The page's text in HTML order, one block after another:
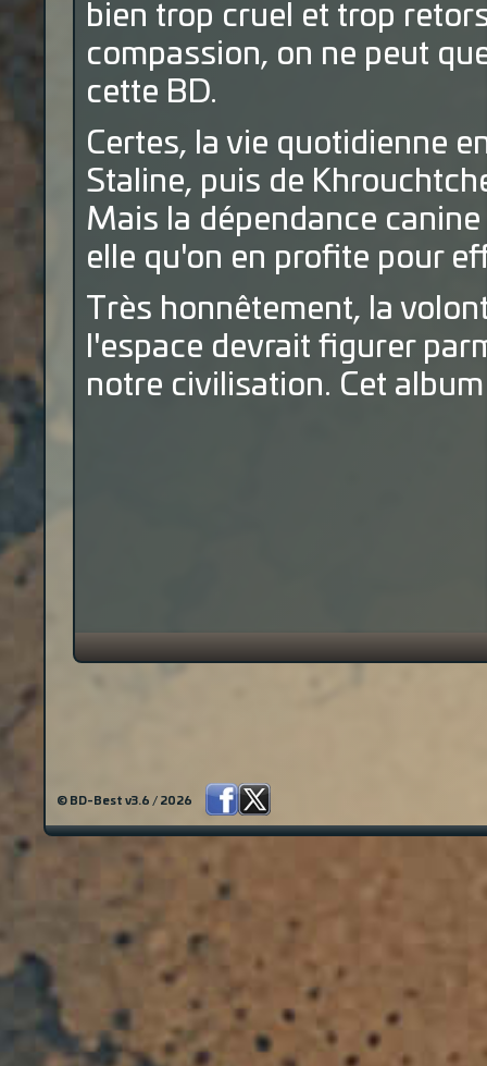
bien trop cruel et trop
compassion, on ne peut
cette BD.
Certes, la vie quotidienne
Staline, puis de
Mais la dépendance
elle qu'on en profite pour
Très honnêtement, la
l'espace devrait figurer
notre civilisation. Cet
© BD-Best v3.6 / 2026